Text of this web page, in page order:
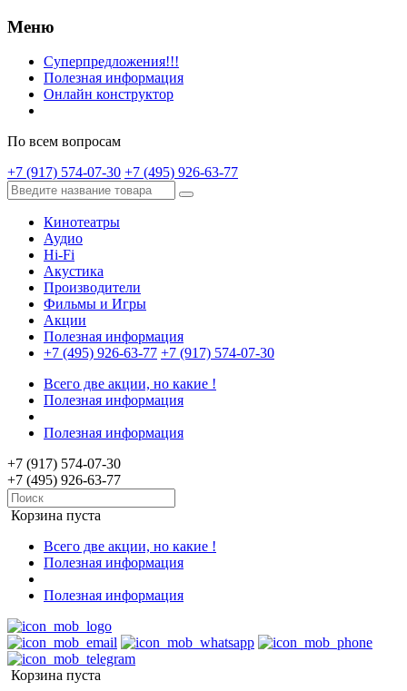
Меню
Суперпредложения!!!
Полезная информация
Онлайн конструктор
По всем вопросам
+7 (917) 574-07-30 +7 (495) 926-63-77
Кинотеатры
Аудио
Hi-Fi
Акустика
Производители
Фильмы и Игры
Акции
Полезная информация
+7 (495) 926-63-77 +7 (917) 574-07-30
Всего две акции, но какие !
Полезная информация
Полезная информация
+7 (917) 574-07-30
+7 (495) 926-63-77
Корзина пуста
Всего две акции, но какие !
Полезная информация
Полезная информация
Корзина пуста